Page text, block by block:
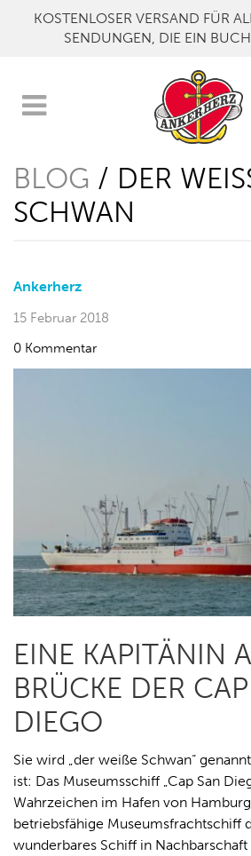
KOSTENLOSER VERSAND FÜR
SENDUNGEN, DIE EIN
BLOG / DER
CHWAN
Ankerherz
15 Februar 2018
0 Kommentar
EINE KAPITÄNIN
BRÜCKE DER
DIEGO
Sie wird „der weiße Schwan“
ist: Das Museumsschiff „Cap San
Wahrzeichen im Hafen von
betriebsfähige Museumsfrachtschiff
wunderbares Schiff in